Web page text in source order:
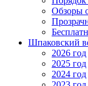
Обзоры
Шпаковский
2026 год
2025 год
2024 год